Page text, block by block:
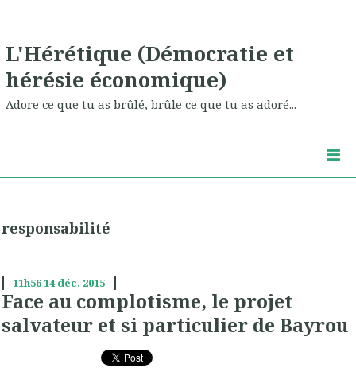
L'Hérétique (Démocratie et
hérésie économique)
Adore ce que tu as brûlé, brûle ce que tu as adoré...
responsabilité
11h5614 déc. 2015
Face au complotisme, le projet
salvateur et si particulier de Bayrou